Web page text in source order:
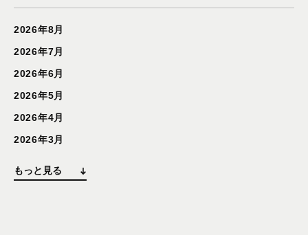
2026年8月
2026年7月
2026年6月
2026年5月
2026年4月
2026年3月
もっと見る